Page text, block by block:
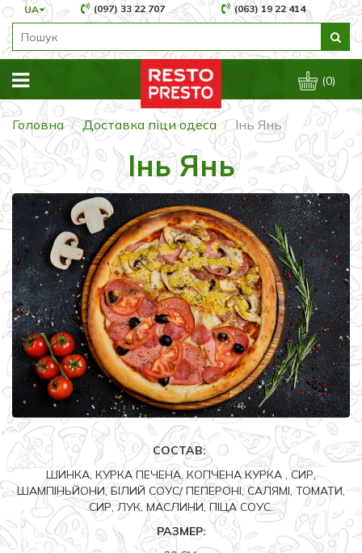
UA (097) 33 22 707 (063) 19 22 414
(0)
Головна Доставка піци одеса Інь Янь
Інь Янь
СОСТАВ:
ШИНКА, КУРКА ПЕЧЕНА, КОПЧЕНА КУРКА , СИР,
ШАМПІНЬЙОНИ, БІЛИЙ СОУС/ ПЕПЕРОНІ, САЛЯМІ, ТОМАТИ,
СИР, ЛУК, МАСЛИНИ, ПІЦА СОУС.
РАЗМЕР: